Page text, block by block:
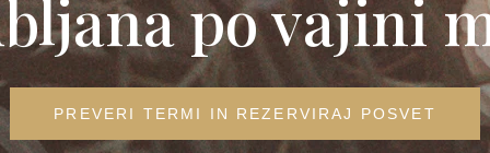
po vajini
PREVERI TERMI IN REZERVIRAJ POSVET